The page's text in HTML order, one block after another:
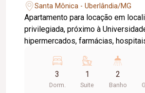
Santa Mônica - Uberlândia/MG
Apartamento para locação em
privilegiada, próximo à
hipermercados, farmácias,
03 quartos, sendo 01 suíte ampla
oferecendo conforto e praticidade
família. Possui sala espaçosa com
3
Dorm.
1
Suite
2
Banho